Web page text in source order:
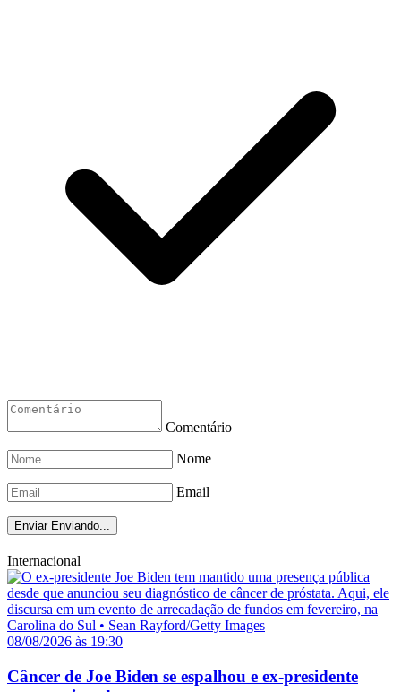
Comentário
Nome
Email
Enviar Enviando...
Internacional
08/08/2026 às 19:30
Câncer de Joe Biden se espalhou e ex-presidente